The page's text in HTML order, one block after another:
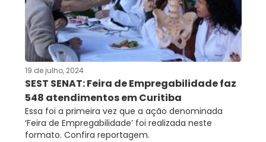
19 de julho, 2024
SEST SENAT: Feira de Empregabilidade faz
548 atendimentos em Curitiba
Essa foi a primeira vez que a ação denominada
‘Feira de Empregabilidade’ foi realizada neste
formato. Confira reportagem.